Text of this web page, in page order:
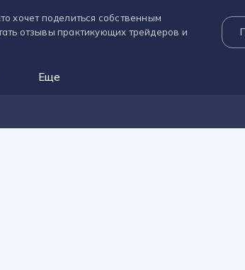
хочет поделиться собственным
отзывы практикующих трейдеров и
Еще